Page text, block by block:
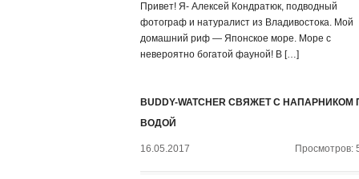
Привет! Я- Алексей Кондратюк, подводный
фотограф и натуралист из Владивостока. Мой
домашний риф — Японское море. Море с
невероятно богатой фауной! В […]
BUDDY-WATCHER СВЯЖЕТ С НАПАРНИКОМ
ВОДОЙ
16.05.2017 Просмотров: